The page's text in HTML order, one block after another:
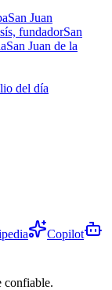
San Juan
fundadorSan
San Juan de la
del día
Copilot
confiable.